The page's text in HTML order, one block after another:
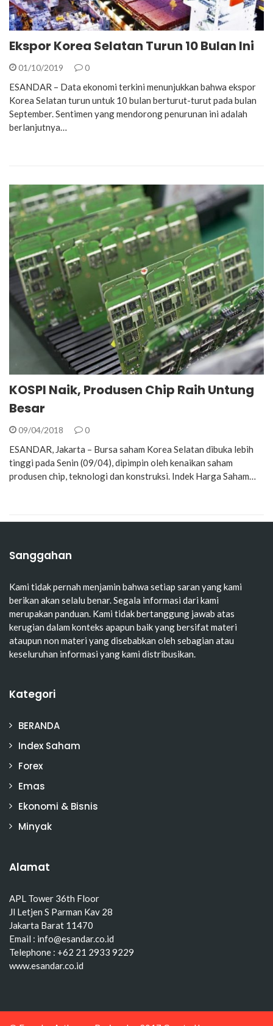
Ekspor Korea Selatan Turun 10 Bulan Ini
01/10/2019 0
ESANDAR – Data ekonomi terkini menunjukkan bahwa ekspor
Korea Selatan turun untuk 10 bulan berturut-turut pada bulan
September. Sentimen yang mendorong penurunan ini adalah
berlanjutnya…
KOSPI Naik, Produsen Chip Raih Untung
Besar
09/04/2018 0
ESANDAR, Jakarta – Bursa saham Korea Selatan dibuka lebih
tinggi pada Senin (09/04), dipimpin oleh kenaikan saham
produsen chip, teknologi dan konstruksi. Indek Harga Saham…
Sanggahan
Kami tidak pernah menjamin bahwa setiap saran yang kami
berikan akan selalu benar. Segala informasi dari kami
merupakan panduan. Kami tidak bertanggung jawab atas
kerugian dalam konteks apapun baik yang bersifat materi
ataupun non materi yang disebabkan oleh sebagian atau
keseluruhan informasi yang kami distribusikan.
Kategori
BERANDA
Index Saham
Forex
Emas
Ekonomi & Bisnis
Minyak
Alamat
APL Tower 36th Floor
Jl Letjen S Parman Kav 28
Jakarta Barat 11470
Email : info@esandar.co.id
Telephone : +62 21 2933 9229
www.esandar.co.id